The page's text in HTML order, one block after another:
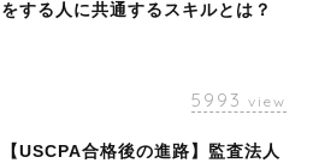
をする人に共通するスキルとは？
5993 view
【USCPA合格後の進路】監査法人